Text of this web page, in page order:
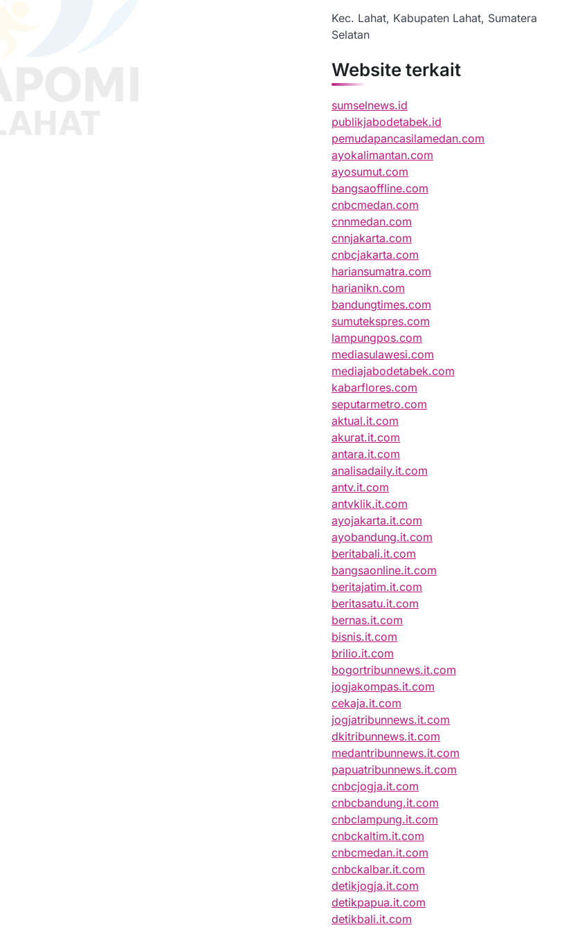
Kec. Lahat, Kabupaten Lahat, Sumatera
Selatan
Website terkait
sumselnews.id
publikjabodetabek.id
pemudapancasilamedan.com
ayokalimantan.com
ayosumut.com
bangsaoffline.com
cnbcmedan.com
cnnmedan.com
cnnjakarta.com
cnbcjakarta.com
hariansumatra.com
harianikn.com
bandungtimes.com
sumutekspres.com
lampungpos.com
mediasulawesi.com
mediajabodetabek.com
kabarflores.com
seputarmetro.com
aktual.it.com
akurat.it.com
antara.it.com
analisadaily.it.com
antv.it.com
antvklik.it.com
ayojakarta.it.com
ayobandung.it.com
beritabali.it.com
bangsaonline.it.com
beritajatim.it.com
beritasatu.it.com
bernas.it.com
bisnis.it.com
brilio.it.com
bogortribunnews.it.com
jogjakompas.it.com
cekaja.it.com
jogjatribunnews.it.com
dkitribunnews.it.com
medantribunnews.it.com
papuatribunnews.it.com
cnbcjogja.it.com
cnbcbandung.it.com
cnbclampung.it.com
cnbckaltim.it.com
cnbcmedan.it.com
cnbckalbar.it.com
detikjogja.it.com
detikpapua.it.com
detikbali.it.com